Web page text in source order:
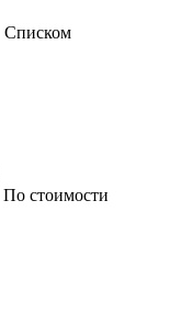
Списком
По стоимости